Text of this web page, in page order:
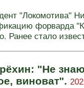
"Локомотива"
форварда
Ранее стало
"Не
виноват".